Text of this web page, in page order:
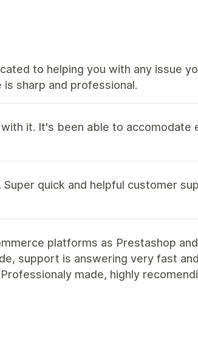
to helping you with any issue
sharp and professional.
it. It's been able to accomodate
quick and helpful customer
platforms as Prestashop
support is answering very fast
made, highly